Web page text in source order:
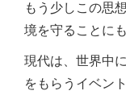
もう少しこの思
境を守ることに
現代は、世界中
をもらうイベン